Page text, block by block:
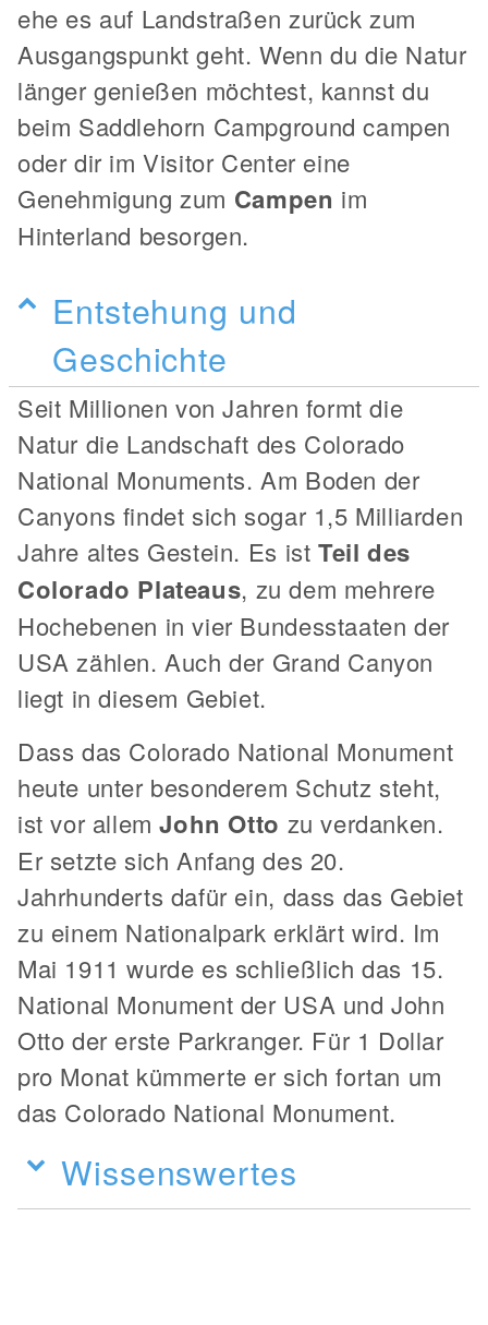
ehe es auf Landstraßen zurück zum
Ausgangspunkt geht. Wenn du die Natur
länger genießen möchtest, kannst du
beim Saddlehorn Campground campen
oder dir im Visitor Center eine
Genehmigung zum Campen im
Hinterland besorgen.
Entstehung und
Geschichte
Seit Millionen von Jahren formt die
Natur die Landschaft des Colorado
National Monuments. Am Boden der
Canyons findet sich sogar 1,5 Milliarden
Jahre altes Gestein. Es ist Teil des
Colorado Plateaus, zu dem mehrere
Hochebenen in vier Bundesstaaten der
USA zählen. Auch der Grand Canyon
liegt in diesem Gebiet.
Dass das Colorado National Monument
heute unter besonderem Schutz steht,
ist vor allemJohn Otto zu verdanken.
Er setzte sich Anfang des 20.
Jahrhunderts dafür ein, dass das Gebiet
zu einem Nationalpark erklärt wird. Im
Mai 1911 wurde es schließlich das 15.
National Monument der USA und John
Otto der erste Parkranger. Für 1 Dollar
pro Monat kümmerte er sich fortan um
das Colorado National Monument.
Wissenswertes